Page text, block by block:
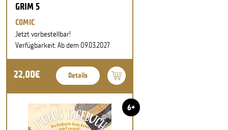
GRIM 5
COMIC
Jetzt vorbestellbar!
Verfügbarkeit: Ab dem 09.03.2027
22,00€ Details
6+